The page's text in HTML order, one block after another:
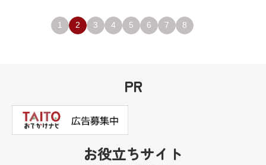
1 2 3 4 5 6 7 8
PR
お役立ちサイト